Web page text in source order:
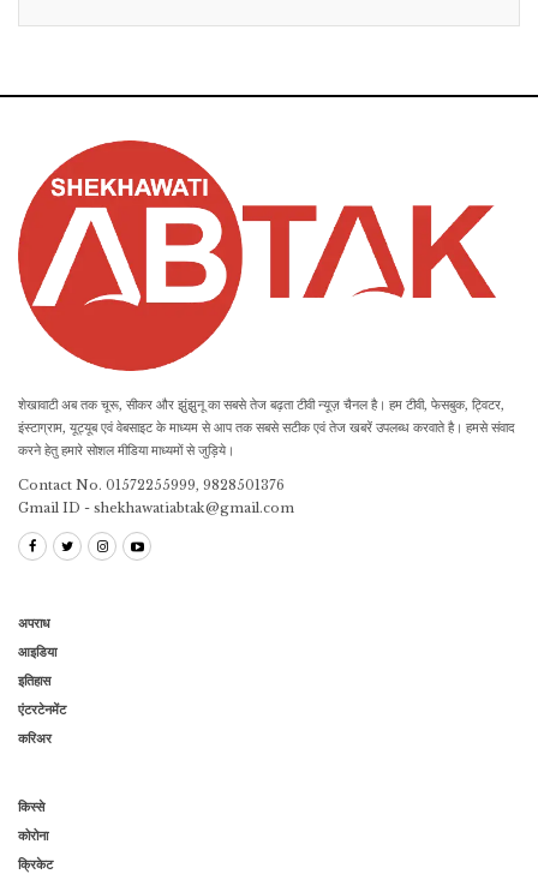
शेखावाटी अब तक चूरू, सीकर और झुंझुनू का सबसे तेज बढ़ता टीवी न्यूज़ चैनल है। हम टीवी, फेसबुक, ट्विटर,
इंस्टाग्राम, यूट्यूब एवं वेबसाइट के माध्यम से आप तक सबसे सटीक एवं तेज खबरें उपलब्ध करवाते है। हमसे संवाद
करने हेतु हमारे सोशल मीडिया माध्यमों से जुड़िये।
Contact No. 01572255999, 9828501376
Gmail ID - shekhawatiabtak@gmail.com
अपराध
आइडिया
इतिहास
एंटरटेनमेंट
करिअर
किस्से
कोरोना
क्रिकेट